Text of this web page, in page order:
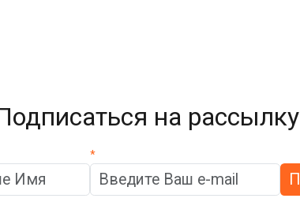
на рассылку
*